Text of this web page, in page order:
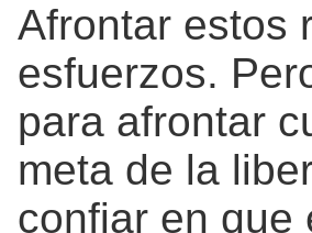
Afrontar estos
esfuerzos.
para afrontar
meta de la
confiar en que